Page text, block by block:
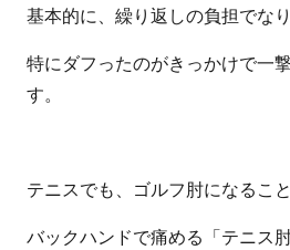
基本的に、繰り返しの負担でな
特にダフったのがきっかけで一
す。
テニスでも、ゴルフ肘になるこ
バックハンドで痛める「テニス肘